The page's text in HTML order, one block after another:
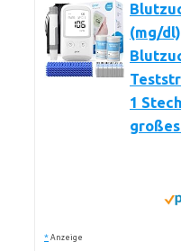
(mg/dl),
1
* Anzeige